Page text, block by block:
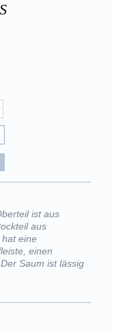
ist aus
aus
eine
einen
Saum ist lässig